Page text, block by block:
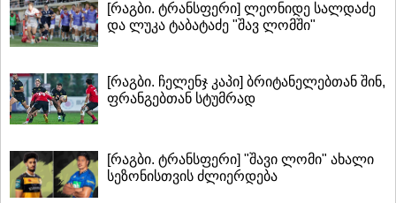
[რაგბი. ტრანსფერი] ლეონიდე სალდაძე
და ლუკა ტაბატაძე "შავ ლომში"
[რაგბი. ჩელენჯ კაპი] ბრიტანელებთან შინ,
ფრანგებთან სტუმრად
[რაგბი. ტრანსფერი] "შავი ლომი" ახალი
სეზონისთვის ძლიერდება